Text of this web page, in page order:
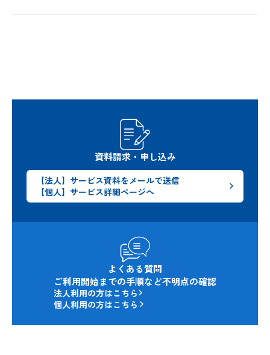
資料請求・申し込み
【法人】サービス資料をメールで送信
【個人】サービス詳細ページへ
よくある質問
ご利用開始までの手順など不明点の確認
法人利用の方はこちら
個人利用の方はこちら